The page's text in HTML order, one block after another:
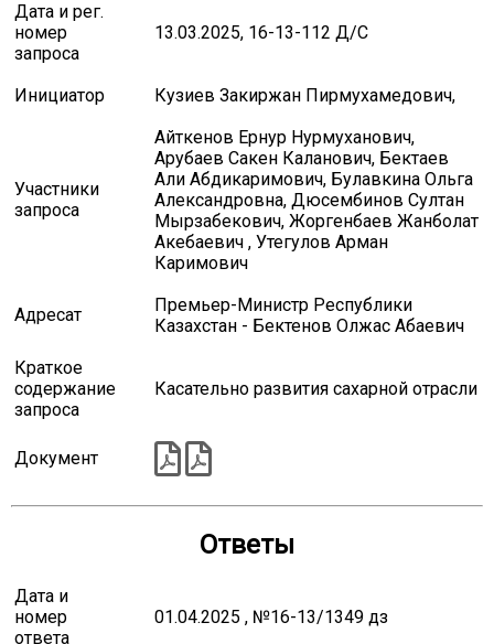
Дата и рег.
номер
запроса
13.03.2025, 16-13-112 Д/C
Инициатор Кузиев Закиржан Пирмухамедович,
Участники
запроса
Айткенов Ернур Нурмуханович,
Арубаев Сакен Каланович, Бектаев
Али Абдикаримович, Булавкина Ольга
Александровна, Дюсембинов Султан
Мырзабекович, Жоргенбаев Жанболат
Акебаевич , Утегулов Арман
Каримович
Адресат
Премьер-Министр Республики
Казахстан - Бектенов Олжас Абаевич
Краткое
содержание
запроса
Касательно развития сахарной отрасли
Документ
Ответы
Дата и
номер
ответа
01.04.2025 , №16-13/1349 дз